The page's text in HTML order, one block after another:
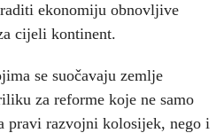
ekonomiju obnovljive
cijeli kontinent.
se suočavaju zemlje
za reforme koje ne samo
pravi razvojni kolosijek, nego i